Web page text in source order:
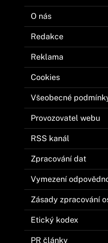
O nás
Redakce
Reklama
Cookies
Všeobecné
Provozovatel webu
RSS kanál
Zpracování dat
Vymezení
Zásady zpracování
Etický kodex
PR články